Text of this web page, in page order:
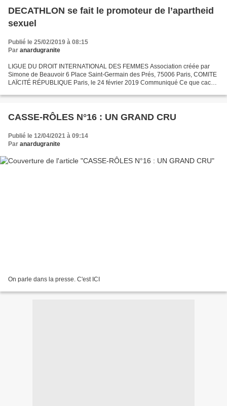
DECATHLON se fait le promoteur de l’apartheid
sexuel
Publié le 25/02/2019 à 08:15
Par anardugranite
LIGUE DU DROIT INTERNATIONAL DES FEMMES Association créée par
Simone de Beauvoir 6 Place Saint-Germain des Prés, 75006 Paris, COMITE
LAÏCITÉ RÉPUBLIQUE Paris, le 24 février 2019 Communiqué Ce que cache
CASSE-RÔLES N°16 : UN GRAND CRU
Publié le 12/04/2021 à 09:14
Par anardugranite
On parle dans la presse. C'est ICI